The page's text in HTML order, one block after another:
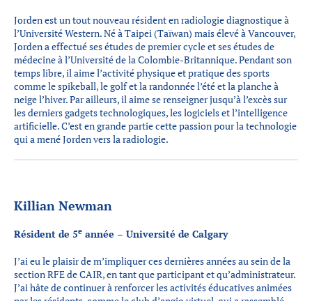
Jorden est un tout nouveau résident en radiologie diagnostique à
l’Université Western. Né à Taipei (Taïwan) mais élevé à Vancouver,
Jorden a effectué ses études de premier cycle et ses études de
médecine à l’Université de la Colombie-Britannique. Pendant son
temps libre, il aime l’activité physique et pratique des sports
comme le spikeball, le golf et la randonnée l’été et la planche à
neige l’hiver. Par ailleurs, il aime se renseigner jusqu’à l’excès sur
les derniers gadgets technologiques, les logiciels et l’intelligence
artificielle. C’est en grande partie cette passion pour la technologie
qui a mené Jorden vers la radiologie.
Killian Newman
Résident de 5e année – Université de Calgary
J’ai eu le plaisir de m’impliquer ces dernières années au sein de la
section RFE de CAIR, en tant que participant et qu’administrateur.
J’ai hâte de continuer à renforcer les activités éducatives animées